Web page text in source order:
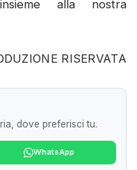
alla nostra
RISERVATA
dove preferisci tu.
WhatsApp